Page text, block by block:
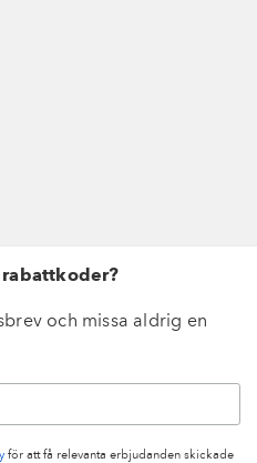
och missa aldrig en
för att få relevanta erbjudanden skickade